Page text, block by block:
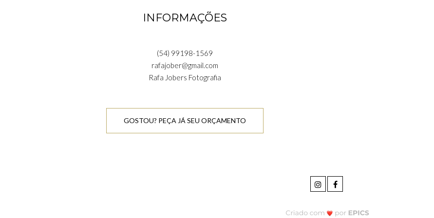
INFORMAÇÕES
(54) 99198-1569
rafajober@gmail.com
Rafa Jobers Fotografia
GOSTOU? PEÇA JÁ SEU ORÇAMENTO